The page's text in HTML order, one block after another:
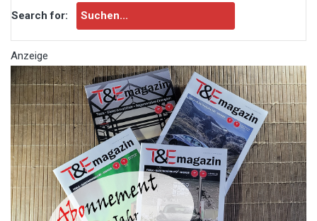
Search for:
Anzeige